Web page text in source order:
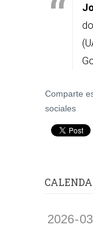
Comparte
sociales